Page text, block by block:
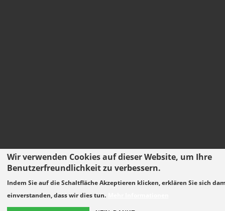
Wir verwenden Cookies auf dieser Website, um Ihre
Benutzerfreundlichkeit zu verbessern.
Indem Sie auf die Schaltfläche Akzeptieren klicken, erklären Sie sich
einverstanden, dass wir dies tun.